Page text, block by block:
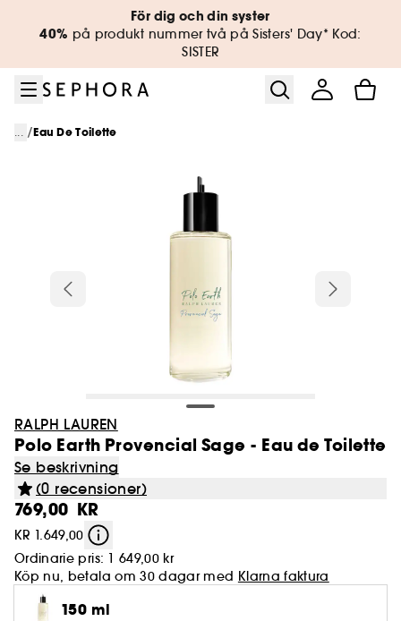
Gå till huvudinnehålletFör dig och din syster
40% på produkt nummer två på Sisters' Day* Kod:
SISTER
... /Eau De Toilette
RALPH LAUREN
Polo Earth Provencial Sage - Eau de Toilette
Se beskrivning
(0 recensioner)
769,00 KR
KR 1.649,00
Ordinarie pris: 1 649,00 kr
Köp nu, betala om 30 dagar med Klarna faktura
150 ml